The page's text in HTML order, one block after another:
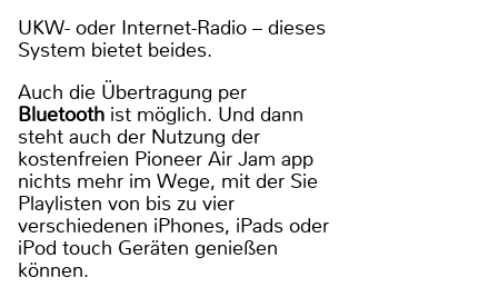
UKW- oder Internet-Radio – dieses
System bietet beides.
Auch die Übertragung per
Bluetooth ist möglich. Und dann
steht auch der Nutzung der
kostenfreien Pioneer Air Jam app
nichts mehr im Wege, mit der Sie
Playlisten von bis zu vier
verschiedenen iPhones, iPads oder
iPod touch Geräten genießen
können.